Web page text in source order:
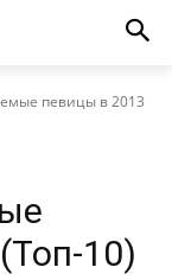
певицы в 2013
10)